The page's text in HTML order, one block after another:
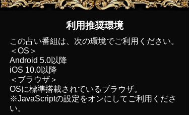
利用推奨環境
この占い番組は、次の環境でご利用ください。
＜OS＞
Android 5.0以降
iOS 10.0以降
＜ブラウザ＞
OSに標準搭載されているブラウザ。
※JavaScriptの設定をオンにしてご利用くださ
い。